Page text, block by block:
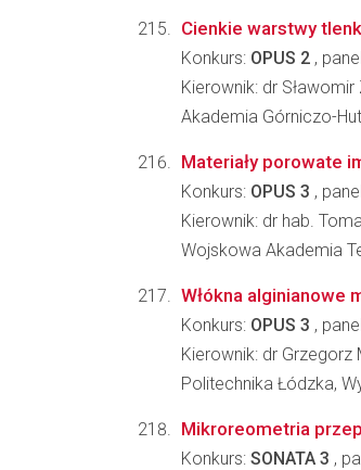
Cienkie warstwy
Konkurs: OPUS 2 ,
Kierownik: dr
Akademia Górniczo-
Materiały porowate
Konkurs: OPUS 3 ,
Kierownik: dr hab.
Wojskowa Akademia
Włókna alginianowe
Konkurs: OPUS 3 ,
Kierownik: dr Grzegorz
Politechnika Łódzka,
Mikroreometria
Konkurs: SONATA 3 ,